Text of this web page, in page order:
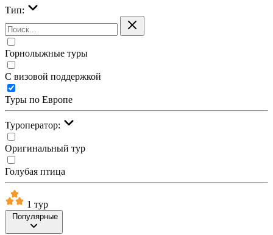
Тип:
Горнолыжные туры
С визовой поддержкой
Туры по Европе
Туроператор:
Оригинальный тур
Голубая птица
1 тур
Популярные